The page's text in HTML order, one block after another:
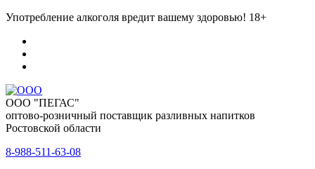
Употребление алкоголя вредит вашему здоровью! 18+
ООО "ПЕГАС"
оптово-розничный поставщик разливных напитков
Ростовской области
8-988-511-63-08